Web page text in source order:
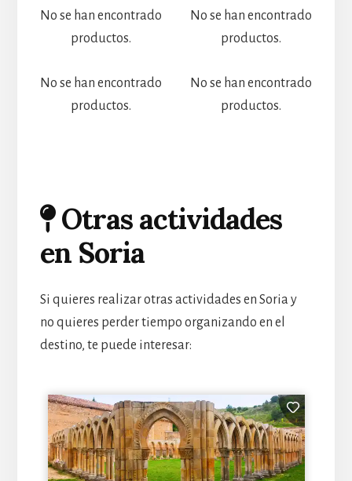
No se han encontrado
productos.
No se han encontrado
productos.
No se han encontrado
productos.
No se han encontrado
productos.
Otras actividades
en Soria
Si quieres realizar otras actividades en Soria y
no quieres perder tiempo organizando en el
destino, te puede interesar: